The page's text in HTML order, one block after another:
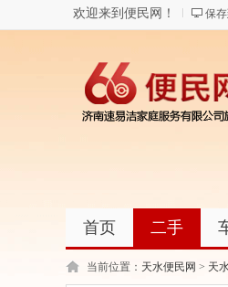
欢迎来到便民网！ 保
首页 二手
当前位置： 天水便民网 > 天